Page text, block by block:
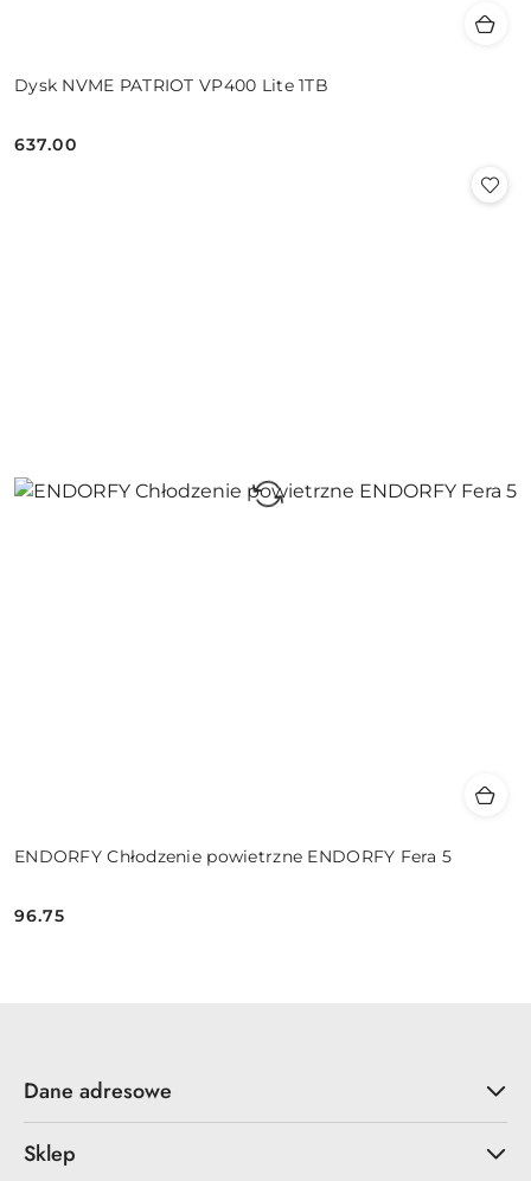
Dysk NVME PATRIOT VP400 Lite 1TB
Cena:
637.00
ENDORFY Chłodzenie powietrzne ENDORFY Fera 5
Cena:
96.75
Dane adresowe
Sklep